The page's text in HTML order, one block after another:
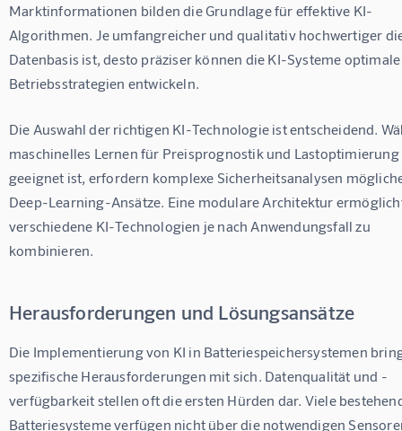
Marktinformationen bilden die Grundlage für effektive KI-
Algorithmen. Je umfangreicher und qualitativ hochwertiger
Datenbasis ist, desto präziser können die KI-Systeme
Betriebsstrategien entwickeln.
Die Auswahl der richtigen KI-Technologie ist entscheidend.
maschinelles Lernen für Preisprognostik und Lastoptimierung
geeignet ist, erfordern komplexe Sicherheitsanalysen
Deep-Learning-Ansätze. Eine modulare Architektur
verschiedene KI-Technologien je nach Anwendungsfall zu
kombinieren.
Herausforderungen und Lösungsansätze
Die Implementierung von KI in Batteriespeichersystemen
spezifische Herausforderungen mit sich. Datenqualität und -
verfügbarkeit stellen oft die ersten Hürden dar. Viele
Batteriesysteme verfügen nicht über die notwendigen